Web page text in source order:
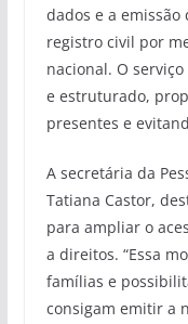
dados e a
registro civil por
nacional. O
e estruturado,
presentes e
A secretária da
Tatiana Castor,
para ampliar o
a direitos. “Essa
famílias e
consigam emitir a